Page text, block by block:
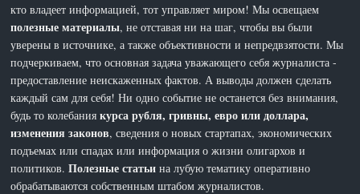
кто владеет информацией, тот управляет миром! Мы освещаем
полезные материалы, не отставая ни на шаг, чтобы вы были
уверены в источнике, а также объективности и непредвзятости. Мы
подчеркиваем, что основная задача уважающего себя журналиста -
предоставление неискаженных фактов. А выводы должен сделать
каждый сам для себя! Ни одно событие не останется без внимания,
будь то колебаниякурса рубля, гривны, евро или доллара,
изменения законов, сведения о новых стартапах, экономических
подъемах или спадах или информация о жизни олигархов и
политиков.Полезные статьи на лубую тематику оперативно
обрабатываются собственным штабом журналистов.